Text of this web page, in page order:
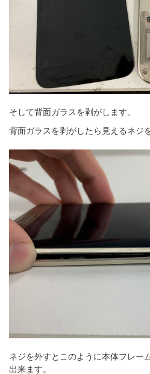
そして背面ガラスを剥がします。
背面ガラスを剥がしたら見えるネジ
ネジを外すとこのように本体フレー
出来ます。